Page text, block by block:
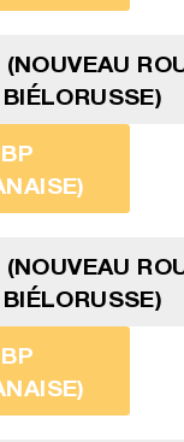
(NOUVEAU
BIÉLORUSSE)
(NOUVEAU
BIÉLORUSSE)